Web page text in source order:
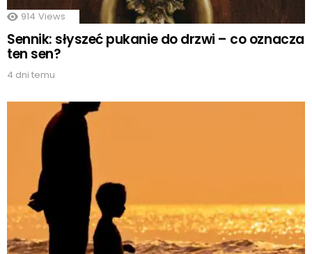
914 Views
Sennik: słyszeć pukanie do drzwi – co oznacza
ten sen?
4 dni temu